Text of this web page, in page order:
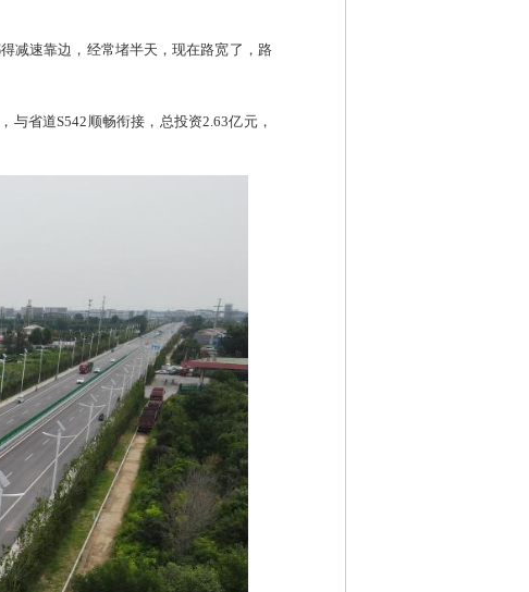
减速靠边，经常堵半天，现在路宽了，路
省道S542顺畅衔接，总投资2.63亿元，